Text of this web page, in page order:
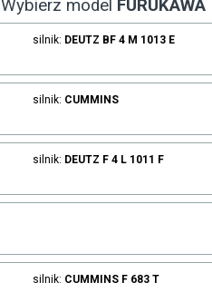
Wybierz model FURUKAWA
silnik: DEUTZ BF 4 M 1013 E
silnik: CUMMINS
silnik: DEUTZ F 4 L 1011 F
silnik: CUMMINS F 683 T